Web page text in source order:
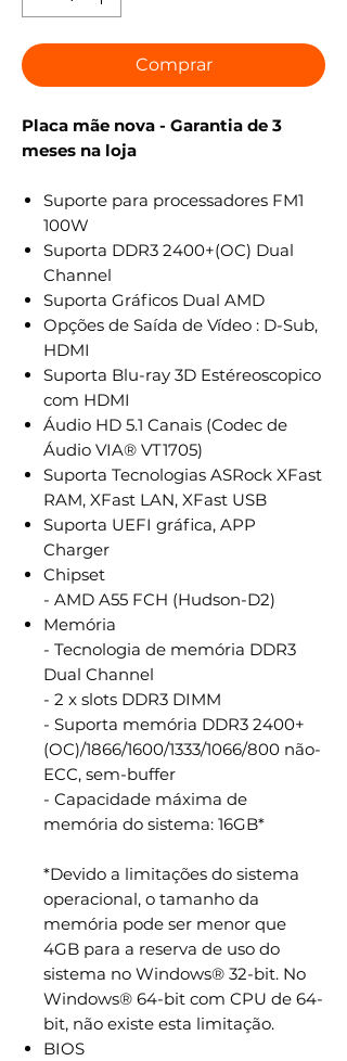
Comprar
Placa mãe nova - Garantia de 3
meses na loja
Suporte para processadores FM1
100W
Suporta DDR3 2400+(OC) Dual
Channel
Suporta Gráficos Dual AMD
Opções de Saída de Vídeo : D-Sub,
HDMI
Suporta Blu-ray 3D Estéreoscopico
com HDMI
Áudio HD 5.1 Canais (Codec de
Áudio VIA® VT1705)
Suporta Tecnologias ASRock XFast
RAM, XFast LAN, XFast USB
Suporta UEFI gráfica, APP
Charger
Chipset
- AMD A55 FCH (Hudson-D2)
Memória
- Tecnologia de memória DDR3
Dual Channel
- 2 x slots DDR3 DIMM
- Suporta memória DDR3 2400+
(OC)/1866/1600/1333/1066/800 não-
ECC, sem-buffer
- Capacidade máxima de
memória do sistema: 16GB*
*Devido a limitações do sistema
operacional, o tamanho da
memória pode ser menor que
4GB para a reserva de uso do
sistema no Windows® 32-bit. No
Windows® 64-bit com CPU de 64-
bit, não existe esta limitação.
BIOS